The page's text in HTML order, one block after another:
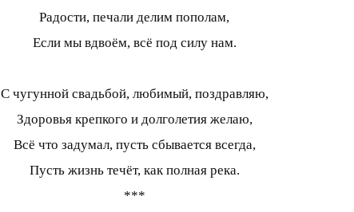
Радости, печали делим пополам,
Если мы вдвоём, всё под силу нам.
С чугунной свадьбой, любимый, поздравляю,
Здоровья крепкого и долголетия желаю,
Всё что задумал, пусть сбывается всегда,
Пусть жизнь течёт, как полная река.
***